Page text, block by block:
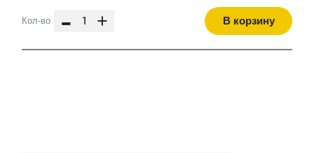
Кол-во - + В корзину